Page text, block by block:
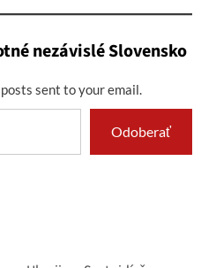
nezávislé Slovensko
sent to your email.
Odoberať